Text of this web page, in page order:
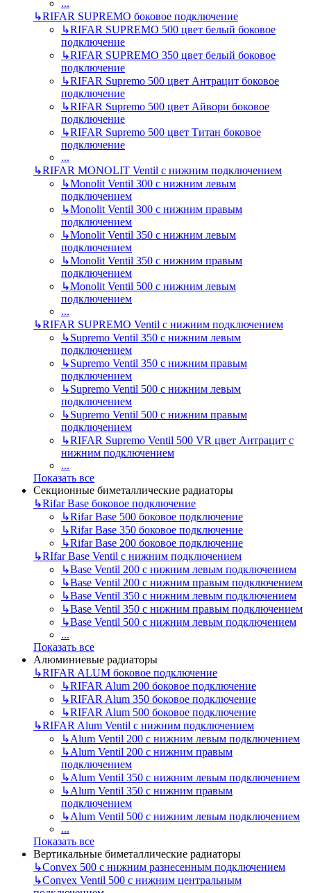
...
↳RIFAR SUPREMO боковое подключение
↳RIFAR SUPREMO 500 цвет белый боковое
подключение
↳RIFAR SUPREMO 350 цвет белый боковое
подключение
↳RIFAR Supremo 500 цвет Антрацит боковое
подключение
↳RIFAR Supremo 500 цвет Айвори боковое
подключение
↳RIFAR Supremo 500 цвет Титан боковое
подключение
...
↳RIFAR MONOLIT Ventil с нижним подключением
↳Monolit Ventil 300 с нижним левым
подключением
↳Monolit Ventil 300 с нижним правым
подключением
↳Monolit Ventil 350 с нижним левым
подключением
↳Monolit Ventil 350 с нижним правым
подключением
↳Monolit Ventil 500 с нижним левым
подключением
...
↳RIFAR SUPREMO Ventil с нижним подключением
↳Supremo Ventil 350 с нижним левым
подключением
↳Supremo Ventil 350 с нижним правым
подключением
↳Supremo Ventil 500 с нижним левым
подключением
↳Supremo Ventil 500 с нижним правым
подключением
↳RIFAR Supremo Ventil 500 VR цвет Антрацит с
нижним подключением
...
Показать все
Секционные биметаллические радиаторы
↳Rifar Base боковое подключение
↳Rifar Base 500 боковое подключение
↳Rifar Base 350 боковое подключение
↳Rifar Base 200 боковое подключение
↳RIfar Base Ventil с нижним подключением
↳Base Ventil 200 с нижним левым подключением
↳Base Ventil 200 с нижним правым подключением
↳Base Ventil 350 с нижним левым подключением
↳Base Ventil 350 с нижним правым подключением
↳Base Ventil 500 с нижним левым подключением
...
Показать все
Алюминиевые радиаторы
↳RIFAR ALUM боковое подключение
↳RIFAR Alum 200 боковое подключение
↳RIFAR Alum 350 боковое подключение
↳RIFAR Alum 500 боковое подключение
↳RIFAR Alum Ventil с нижним подключением
↳Alum Ventil 200 с нижним левым подключением
↳Alum Ventil 200 с нижним правым
подключением
↳Alum Ventil 350 с нижним левым подключением
↳Alum Ventil 350 с нижним правым
подключением
↳Alum Ventil 500 с нижним левым подключением
...
Показать все
Вертикальные биметаллические радиаторы
↳Convex 500 с нижним разнесенным подключением
↳Convex Ventil 500 с нижним центральным